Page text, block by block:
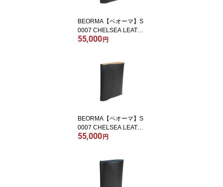
BEORMA【ベオーマ】S
0007 CHELSEA LEATH
ER 3FOLD WALLET *NA
55,000円
BEORMA【ベオーマ】S
0007 CHELSEA LEATH
ER 3FOLD WALLET *NA
55,000円